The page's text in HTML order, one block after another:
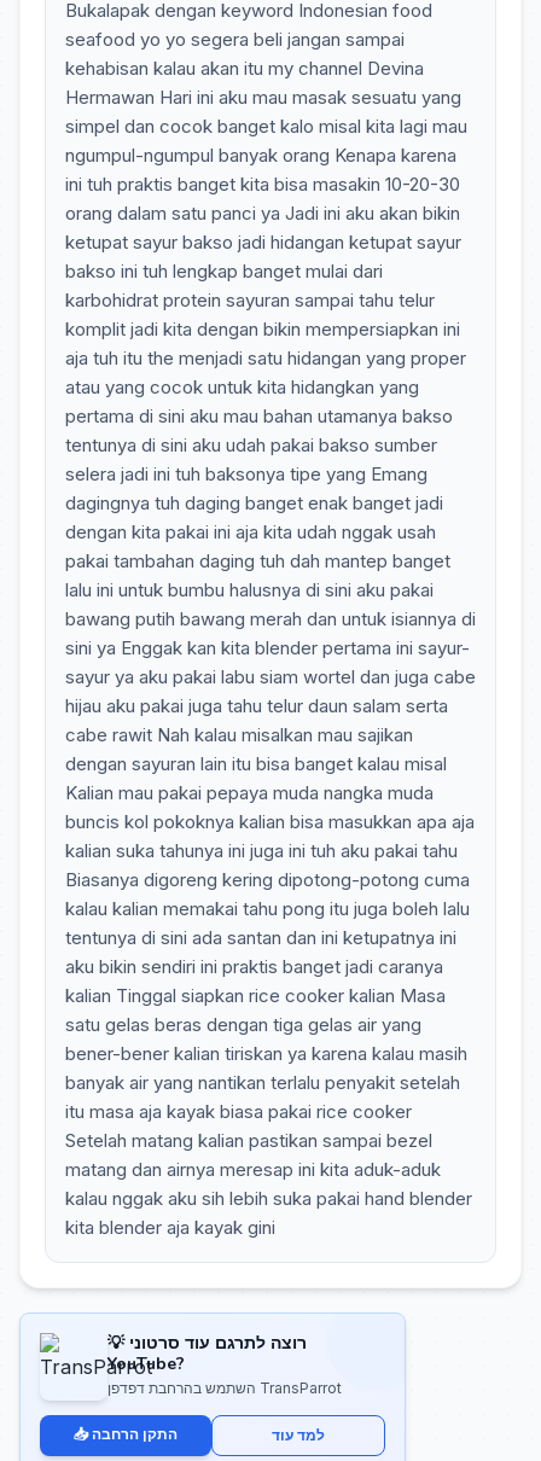
Bukalapak dengan keyword Indonesian food
seafood yo yo segera beli jangan sampai
kehabisan kalau akan itu my channel Devina
Hermawan Hari ini aku mau masak sesuatu yang
simpel dan cocok banget kalo misal kita lagi mau
ngumpul-ngumpul banyak orang Kenapa karena
ini tuh praktis banget kita bisa masakin 10-20-30
orang dalam satu panci ya Jadi ini aku akan bikin
ketupat sayur bakso jadi hidangan ketupat sayur
bakso ini tuh lengkap banget mulai dari
karbohidrat protein sayuran sampai tahu telur
komplit jadi kita dengan bikin mempersiapkan ini
aja tuh itu the menjadi satu hidangan yang proper
atau yang cocok untuk kita hidangkan yang
pertama di sini aku mau bahan utamanya bakso
tentunya di sini aku udah pakai bakso sumber
selera jadi ini tuh baksonya tipe yang Emang
dagingnya tuh daging banget enak banget jadi
dengan kita pakai ini aja kita udah nggak usah
pakai tambahan daging tuh dah mantep banget
lalu ini untuk bumbu halusnya di sini aku pakai
bawang putih bawang merah dan untuk isiannya di
sini ya Enggak kan kita blender pertama ini sayur-
sayur ya aku pakai labu siam wortel dan juga cabe
hijau aku pakai juga tahu telur daun salam serta
cabe rawit Nah kalau misalkan mau sajikan
dengan sayuran lain itu bisa banget kalau misal
Kalian mau pakai pepaya muda nangka muda
buncis kol pokoknya kalian bisa masukkan apa aja
kalian suka tahunya ini juga ini tuh aku pakai tahu
Biasanya digoreng kering dipotong-potong cuma
kalau kalian memakai tahu pong itu juga boleh lalu
tentunya di sini ada santan dan ini ketupatnya ini
aku bikin sendiri ini praktis banget jadi caranya
kalian Tinggal siapkan rice cooker kalian Masa
satu gelas beras dengan tiga gelas air yang
bener-bener kalian tiriskan ya karena kalau masih
banyak air yang nantikan terlalu penyakit setelah
itu masa aja kayak biasa pakai rice cooker
Setelah matang kalian pastikan sampai bezel
matang dan airnya meresap ini kita aduk-aduk
kalau nggak aku sih lebih suka pakai hand blender
kita blender aja kayak gini
💡 רוצה לתרגם עוד סרטוני
YouTube?
השתמש בהרחבת דפדפן TransParrot
📥 התקן הרחבה למד עוד